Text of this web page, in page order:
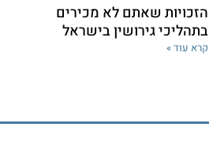
הזכויות שאתם לא מכירים
בתהליכי גירושין בישראל
קרא עוד »